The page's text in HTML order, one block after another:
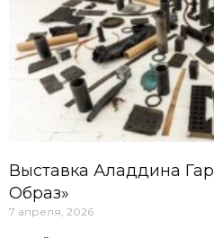
Выставка Аладдина
Образ»
7 апреля, 2026